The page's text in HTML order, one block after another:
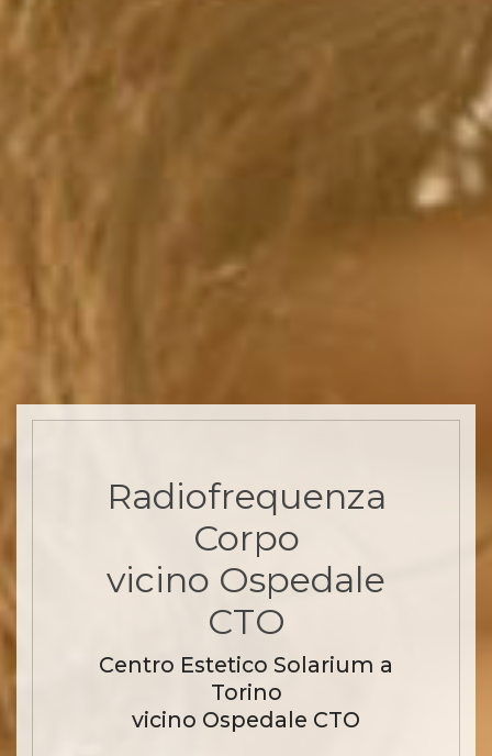
Radiofrequenza
Corpo
vicino Ospedale
CTO
Centro Estetico Solarium a
Torino
vicino Ospedale CTO